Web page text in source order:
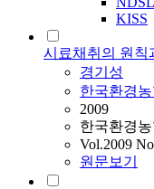
KISS
시료채취의 원칙
경기성
한국환경농
2009
한국환경
Vol.2009
원문보기